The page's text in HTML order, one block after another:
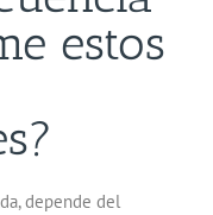
estos
depende del